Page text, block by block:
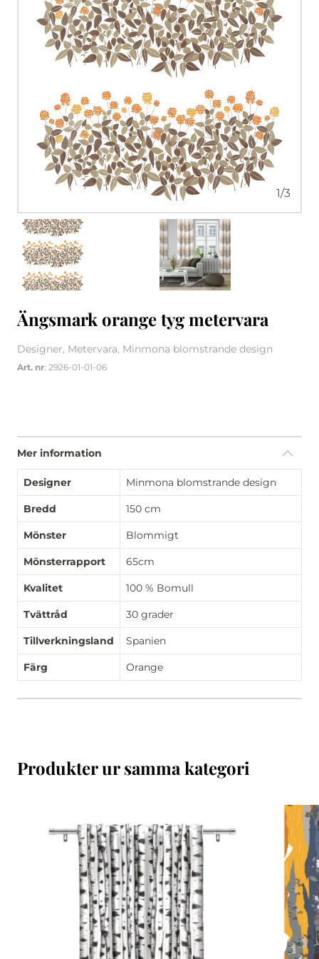
1/3
Ängsmark orange tyg metervara
Designer, Metervara, Minmona blomstrande design
Art. nr: 2926-01-01-06
Mer information
Designer Minmona blomstrande design
Bredd 150 cm
Mönster Blommigt
Mönsterrapport 65cm
Kvalitet 100 % Bomull
Tvättråd 30 grader
Tillverkningsland Spanien
Färg Orange
Produkter ur samma kategori